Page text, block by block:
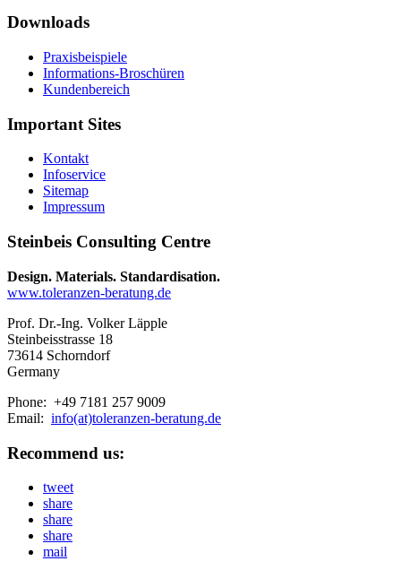
Downloads
Praxisbeispiele
Informations-Broschüren
Kundenbereich
Important Sites
Kontakt
Infoservice
Sitemap
Impressum
Steinbeis Consulting Centre
Design. Materials. Standardisation.
www.toleranzen-beratung.de
Prof. Dr.-Ing. Volker Läpple
Steinbeisstrasse 18
73614 Schorndorf
Germany
Phone: +49 7181 257 9009
Email: info(at)toleranzen-beratung.de
Recommend us:
tweet
share
share
share
mail